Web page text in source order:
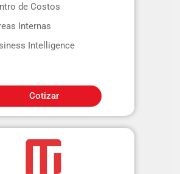
de Costos
Internas
Intelligence
Cotizar